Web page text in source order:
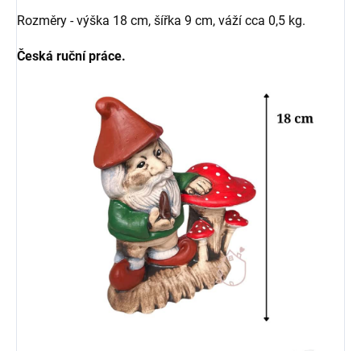
Rozměry - výška 18 cm, šířka 9 cm, váží cca 0,5 kg.
Česká ruční práce.